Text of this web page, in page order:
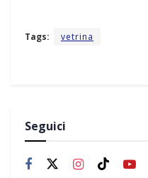
Tags: vetrina
Seguici